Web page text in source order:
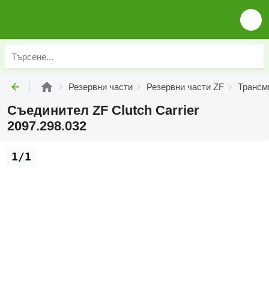
Резервни части Резервни части ZF
Съединител ZF Clutch Carrier
2097.298.032
1/1